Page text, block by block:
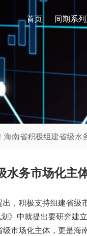
首页 同期系
南省积极组建省级水
水务市场化主
，积极支持组建省级
》中就提出要研究
市场化主体，更是